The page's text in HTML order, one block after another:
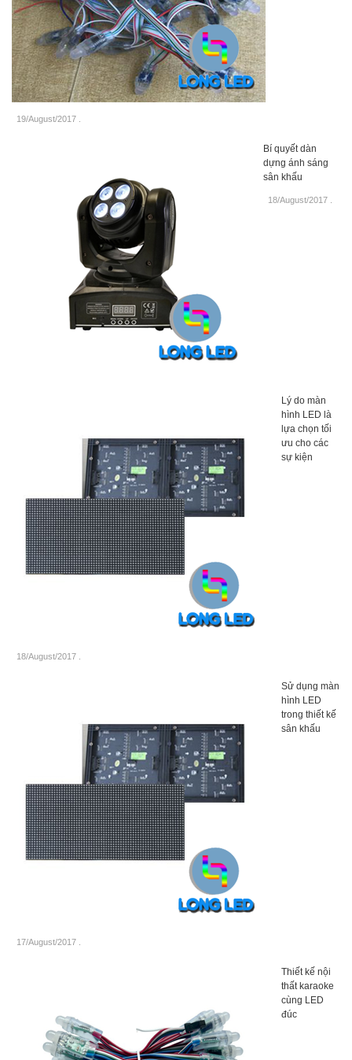
19/August/2017
Bí quyết dàn
dựng ánh sáng
sân khấu
18/August/2017
Lý do màn
hình LED là
lựa chọn tối
ưu cho các
sự kiện
18/August/2017
Sử dụng màn
hình LED
trong thiết kế
sân khấu
17/August/2017
Thiết kế nội
thất karaoke
cùng LED
đúc